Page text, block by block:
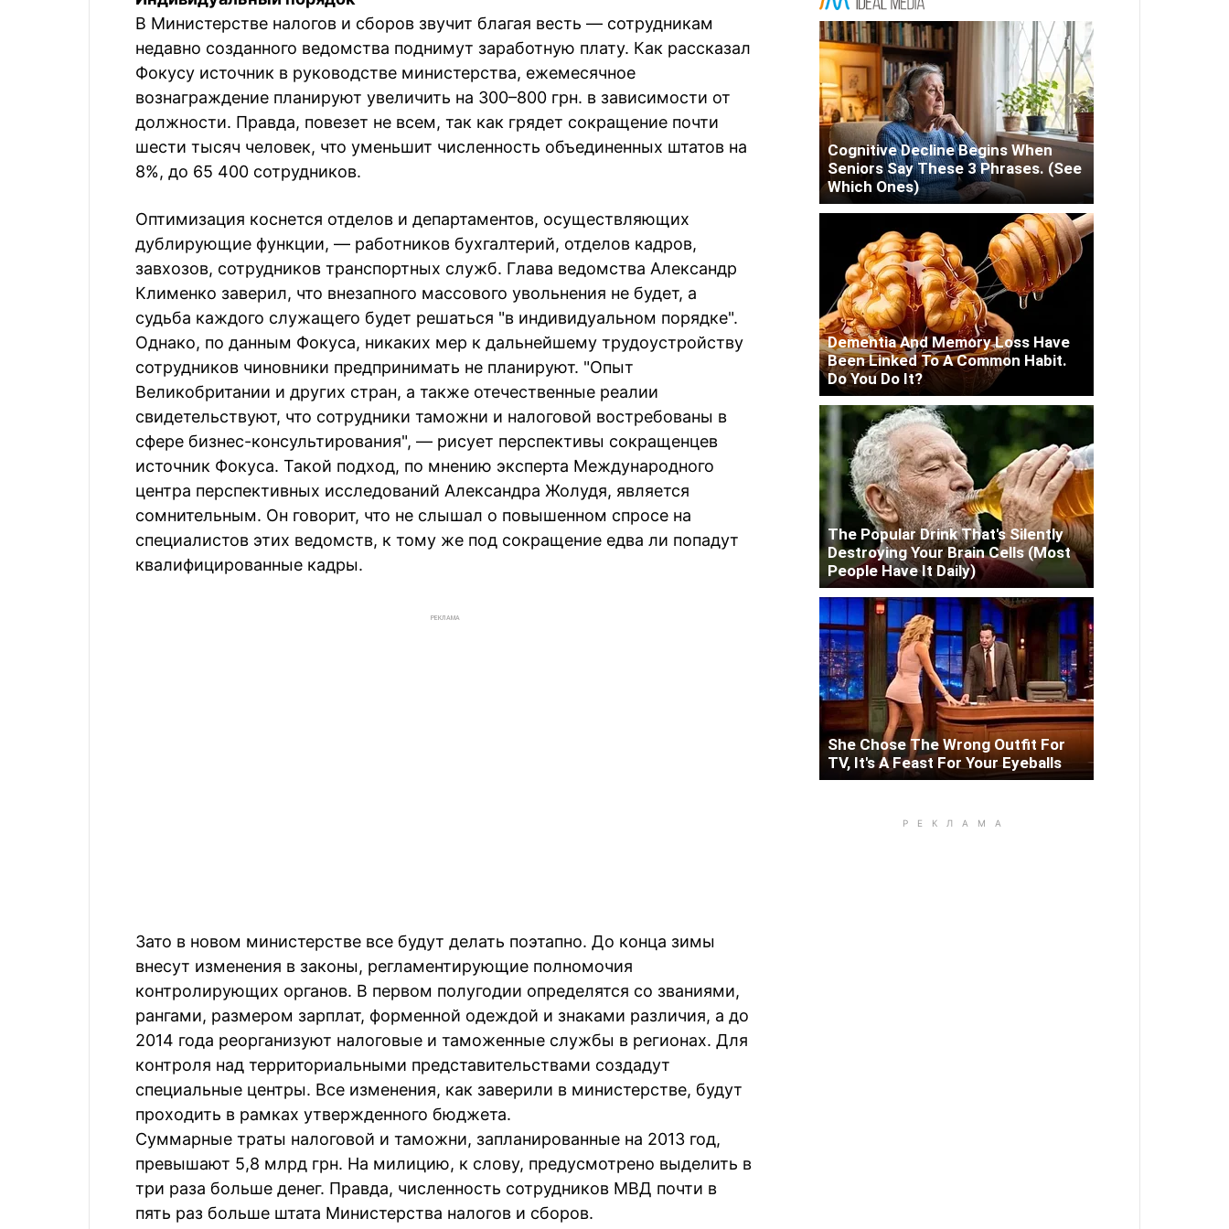
В Министерстве налогов и сборов звучит благая весть — сотрудникам
недавно созданного ведомства поднимут заработную плату. Как рассказал
Фокусу источник в руководстве министерства, ежемесячное
вознаграждение планируют увеличить на 300–800 грн. в зависимости от
должности. Правда, повезет не всем, так как грядет сокращение почти
шести тысяч человек, что уменьшит численность объединенных штатов на
8%, до 65 400 сотрудников.
Оптимизация коснется отделов и департаментов, осуществляющих
дублирующие функции, — работников бухгалтерий, отделов кадров,
завхозов, сотрудников транспортных служб. Глава ведомства Александр
Клименко заверил, что внезапного массового увольнения не будет, а
судьба каждого служащего будет решаться "в индивидуальном порядке".
Однако, по данным Фокуса, никаких мер к дальнейшему трудоустройству
сотрудников чиновники предпринимать не планируют. "Опыт
Великобритании и других стран, а также отечественные реалии
свидетельствуют, что сотрудники таможни и налоговой востребованы в
сфере бизнес-консультирования", — рисует перспективы сокращенцев
источник Фокуса. Такой подход, по мнению эксперта Международного
центра перспективных исследований Александра Жолудя, является
сомнительным. Он говорит, что не слышал о повышенном спросе на
специалистов этих ведомств, к тому же под сокращение едва ли попадут
квалифицированные кадры.
РЕКЛАМА
Зато в новом министерстве все будут делать поэтапно. До конца зимы
внесут изменения в законы, регламентирующие полномочия
контролирующих органов. В первом полугодии определятся со званиями,
рангами, размером зарплат, форменной одеждой и знаками различия, а до
2014 года реорганизуют налоговые и таможенные службы в регионах. Для
контроля над территориальными представительствами создадут
специальные центры. Все изменения, как заверили в министерстве, будут
проходить в рамках утвержденного бюджета.
Суммарные траты налоговой и таможни, запланированные на 2013 год,
превышают 5,8 млрд грн. На милицию, к слову, предусмотрено выделить в
три раза больше денег. Правда, численность сотрудников МВД почти в
пять раз больше штата Министерства налогов и сборов.